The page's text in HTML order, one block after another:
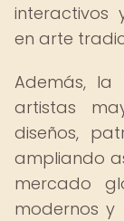
interactivos
en arte
Además,
artistas
diseños,
ampliando
mercado
modernos y